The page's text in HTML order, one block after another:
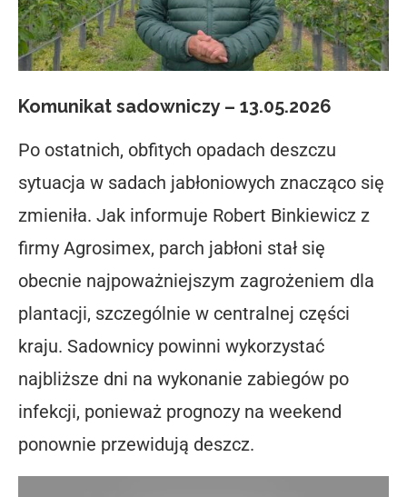
Komunikat sadowniczy – 13.05.2026
Po ostatnich, obfitych opadach deszczu
sytuacja w sadach jabłoniowych znacząco się
zmieniła. Jak informuje Robert Binkiewicz z
firmy Agrosimex, parch jabłoni stał się
obecnie najpoważniejszym zagrożeniem dla
plantacji, szczególnie w centralnej części
kraju. Sadownicy powinni wykorzystać
najbliższe dni na wykonanie zabiegów po
infekcji, ponieważ prognozy na weekend
ponownie przewidują deszcz.